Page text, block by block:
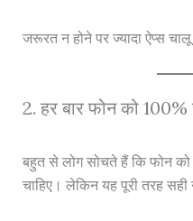
जरूरत न होने पर ज्यादा ऐप्स
2. हर बार फोन को 100%
बहुत से लोग सोचते हैं कि फोन
चाहिए। लेकिन यह पूरी तरह सही